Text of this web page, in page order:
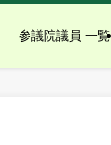
参議院議員 一覧